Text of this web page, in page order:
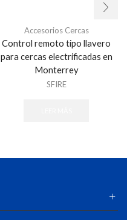
Accesorios Cercas
Control remoto tipo llavero
para cercas electrificadas en
Monterrey
SFIRE